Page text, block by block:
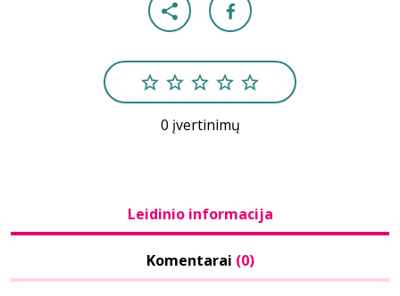
0 įvertinimų
Leidinio informacija
Komentarai (0)